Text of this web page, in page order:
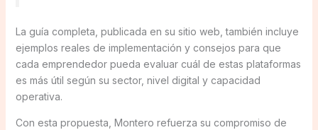
La guía completa, publicada en su sitio web, también incluye
ejemplos reales de implementación y consejos para que
cada emprendedor pueda evaluar cuál de estas plataformas
es más útil según su sector, nivel digital y capacidad
operativa.
Con esta propuesta, Montero refuerza su compromiso de